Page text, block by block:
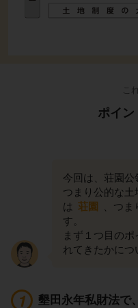
こ
ポイ
今回は、荘園公
つまり公的な土
は 荘園
、つ
す。
まず１つ目の
れてきたかにつ
墾田永年私財法で